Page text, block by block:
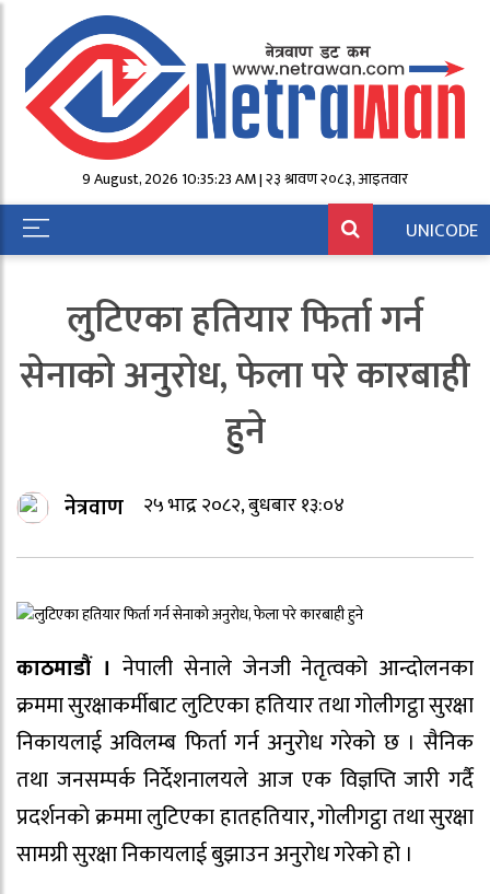
9 August, 2026 10:35:23 AM | २३ श्रावण २०८३, आईतवार
UNICODE
लुटिएका हतियार फिर्ता गर्न
सेनाको अनुरोध, फेला परे कारबाही
हुने
नेत्रवाण २५ भाद्र २०८२, बुधबार १३:०४
काठमाडौं ।नेपाली सेनाले जेनजी नेतृत्वको आन्दोलनका
क्रममा सुरक्षाकर्मीबाट लुटिएका हतियार तथा गोलीगट्ठा सुरक्षा
निकायलाई अविलम्ब फिर्ता गर्न अनुरोध गरेको छ । सैनिक
तथा जनसम्पर्क निर्देशनालयले आज एक विज्ञप्ति जारी गर्दै
प्रदर्शनको क्रममा लुटिएका हातहतियार, गोलीगट्ठा तथा सुरक्षा
सामग्री सुरक्षा निकायलाई बुझाउन अनुरोध गरेको हो ।